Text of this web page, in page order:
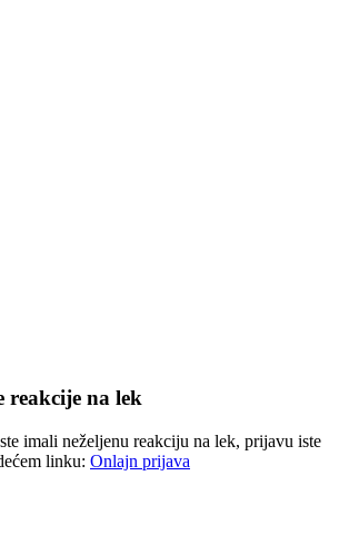
reakcije na lek
imali neželjenu reakciju na lek, prijavu iste
linku: Onlajn prijava